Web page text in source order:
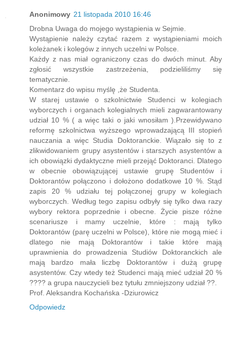
Anonimowy 21 listopada 2010 16:46
Drobna Uwaga do mojego wystąpienia w Sejmie.
Wystąpienie należy czytać razem z wystąpieniami moich
koleżanek i kolegów z innych uczelni w Polsce.
Każdy z nas miał ograniczony czas do dwóch minut. Aby
zgłosić wszystkie zastrzeżenia, podzieliliśmy się
tematycznie.
Komentarz do wpisu myślę ,że Studenta.
W starej ustawie o szkolnictwie Studenci w kolegiach
wyborczych i organach kolegialnych mieli zagwarantowany
udział 10 % ( a więc taki o jaki wnosiłam ).Przewidywano
reformę szkolnictwa wyższego wprowadzającą III stopień
nauczania a więc Studia Doktoranckie. Wiązało się to z
zlikwidowaniem grupy asystentów i starszych asystentów a
ich obowiązki dydaktyczne mieli przejąć Doktoranci. Dlatego
w obecnie obowiązującej ustawie grupę Studentów i
Doktorantów połączono i dołożono dodatkowe 10 %. Stąd
zapis 20 % udziału tej połączonej grupy w kolegiach
wyborczych. Według tego zapisu odbyły się tylko dwa razy
wybory rektora poprzednie i obecne. Życie pisze różne
scenariusze i mamy uczelnie, które : mają tylko
Doktorantów (parę uczelni w Polsce), które nie mogą mieć i
dlatego nie mają Doktorantów i takie które mają
uprawnienia do prowadzenia Studiów Doktoranckich ale
mają bardzo mała liczbę Doktorantów i dużą grupę
asystentów. Czy wtedy też Studenci mają mieć udział 20 %
???? a grupa nauczycieli bez tytułu zmniejszony udział ??.
Prof. Aleksandra Kochańska -Dziurowicz
Odpowiedz